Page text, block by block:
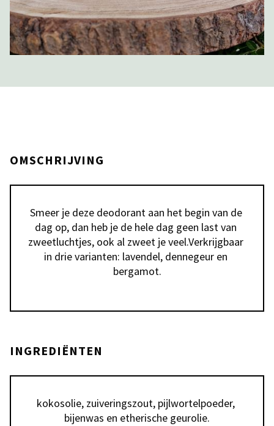
OMSCHRIJVING
Smeer je deze deodorant aan het begin van de
dag op, dan heb je de hele dag geen last van
zweetluchtjes, ook al zweet je veel.Verkrijgbaar
in drie varianten: lavendel, dennegeur en
bergamot.
INGREDIËNTEN
kokosolie, zuiveringszout, pijlwortelpoeder,
bijenwas en etherische geurolie.